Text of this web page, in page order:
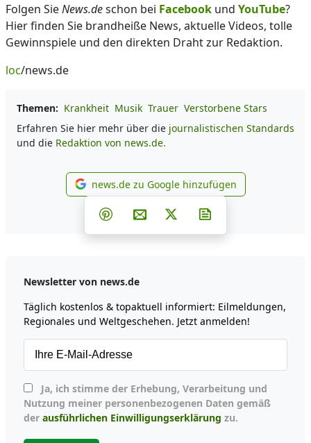
Folgen SieNews.deschon bei Facebook und YouTube?
Hier finden Sie brandheiße News, aktuelle Videos, tolle
Gewinnspiele und den direkten Draht zur Redaktion.
loc/news.de
Themen: Krankheit Musik Trauer Verstorbene Stars
Erfahren Sie hier mehr über die journalistischen Standards
und die Redaktion von news.de.
news.de zu Google
news.de zu Google hinzufügen
Teilen auf Facebook
Teilen auf Whatsapp
Teilen auf Telegram
Teilen auf Pinterest
Per E-Mail teilen
Post auf X
Newsletter von news.de
Täglich kostenlos & topaktuell informiert: Eilmeldungen,
Regionales und Weltgeschehen. Jetzt anmelden!
Nutzung meiner personenbezogenen Daten gemäß
der ausführlichen Einwilligungserklärung zu.